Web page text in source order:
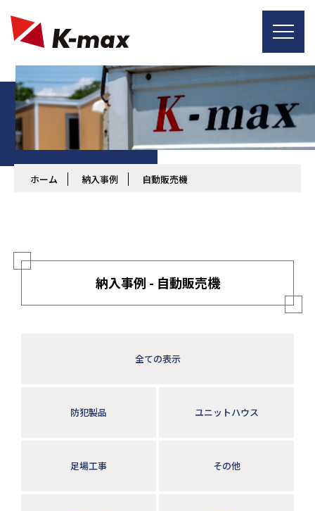
ホーム 納入事例 自動販売機
納入事例 - 自動販売機
全ての表示
防犯製品 ユニットハウス
足場工事 その他